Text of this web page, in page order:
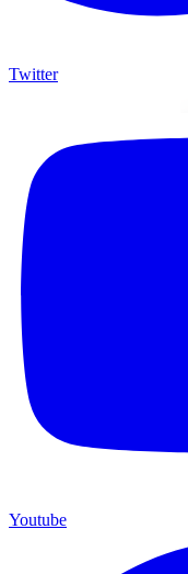
Twitter
Youtube